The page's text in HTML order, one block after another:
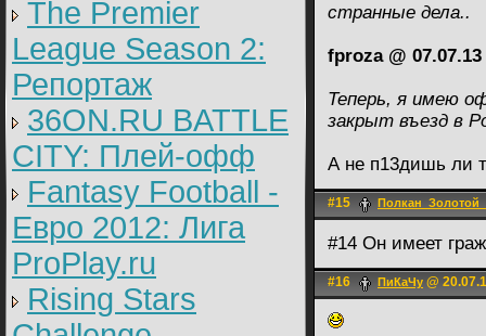
The Premier
League Season 2:
Репортаж
36ON.RU BATTLE
CITY: Плей-офф
Fantasy Football -
Евро 2012: Лига
ProPlay.ru
Rising Stars
странные дела..
fproza @ 07.07.13
Теперь, я имею
закрыт въезд в
А не п13дишь ли
#15
#14 Он имеет
#16 ПиКаЧу @